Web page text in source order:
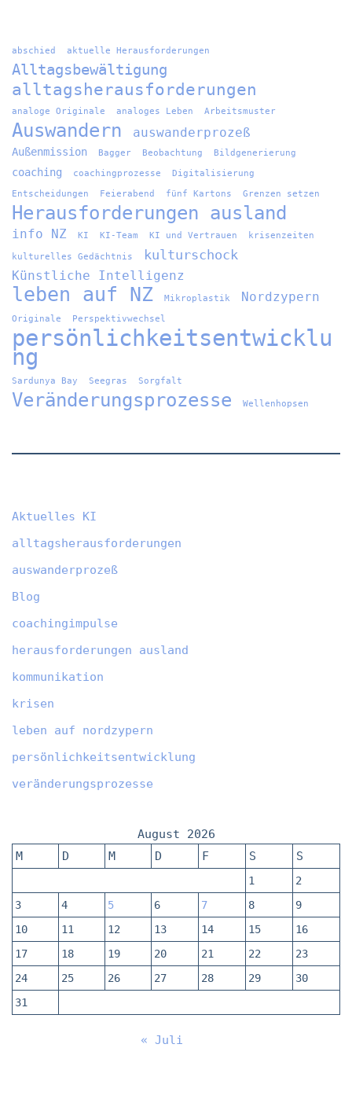
abschied aktuelle Herausforderungen
Alltagsbewältigung
alltagsherausforderungen
analoge Originale analoges Leben Arbeitsmuster
Auswandern auswanderprozeß
Außenmission Bagger Beobachtung Bildgenerierung
coaching coachingprozesse
Digitalisierung
Entscheidungen
Feierabend fünf Kartons Grenzen setzen
Herausforderungen ausland
info NZ KI KI-Team KI und Vertrauen krisenzeiten
kulturelles Gedächtnis kulturschock
Künstliche Intelligenz
leben auf NZ Mikroplastik Nordzypern
Originale Perspektivwechsel
persönlichkeitsentwicklu
ng
Sardunya Bay Seegras Sorgfalt
Veränderungsprozesse Wellenhopsen
Aktuelles KI
alltagsherausforderungen
auswanderprozeß
Blog
coachingimpulse
herausforderungen ausland
kommunikation
krisen
leben auf nordzypern
persönlichkeitsentwicklung
veränderungsprozesse
August 2026
M
D M D F S S
1
2
3
4 5 6 7 8
9
10
11 12 13 14 15
16
17
18 19 20 21 22
23
24
25 26 27 28 29
30
31
« Juli